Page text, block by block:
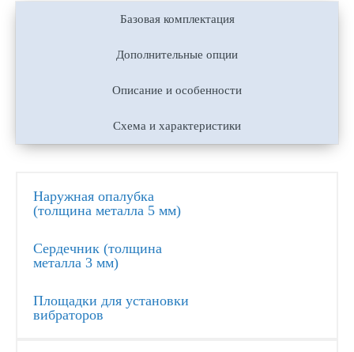
Базовая комплектация
Дополнительные опции
Описание и особенности
Схема и характеристики
Наружная опалубка
(толщина металла 5 мм)
Сердечник (толщина
металла 3 мм)
Площадки для установки
вибраторов